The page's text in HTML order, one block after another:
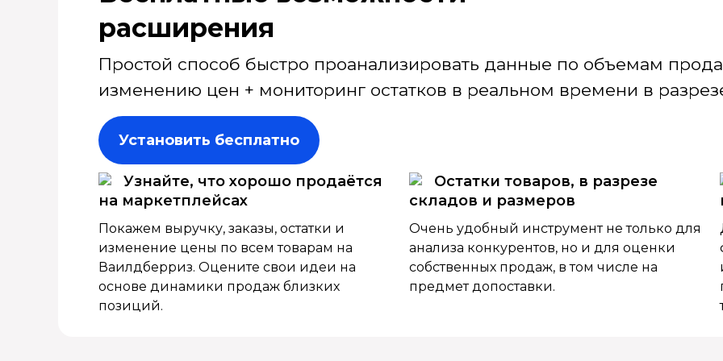
расширения
Простой способ быстро проанализировать данные по объемам
изменению цен + мониторинг остатков в реальном времени в
Установить бесплатно
Узнайте, что хорошо продаётся
на маркетплейсах
Покажем выручку, заказы, остатки и
изменение цены по всем товарам на
Ваилдберриз. Оцените свои идеи на
основе динамики продаж близких
позиций.
Остатки товаров, в разрезе
складов и размеров
Очень удобный инструмент не только для
анализа конкурентов, но и для оценки
собственных продаж, в том числе на
предмет допоставки.